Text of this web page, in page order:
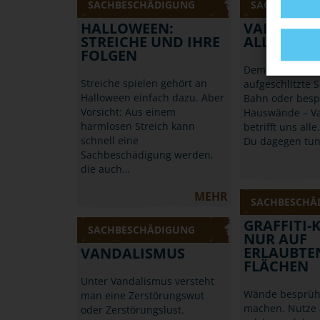
SACHBESCHÄDIGUNG
HALLOWEEN:
STREICHE UND IHRE
FOLGEN
Streiche spielen gehört an
Halloween einfach dazu. Aber
Vorsicht: Aus einem
harmlosen Streich kann
schnell eine
Sachbeschädigung werden,
die auch…
MEHR
ALLE AN
Demolierte
aufgeschlitzte
Bahn oder
Hauswände –
betrifft uns
Du dagegen
GRAFFITI-
NUR AUF
FLÄCHEN
Wände
machen.
SACHBESCHÄDIGUNG
VANDALISMUS
Unter Vandalismus versteht
man eine Zerstörungswut
oder Zerstörungslust.